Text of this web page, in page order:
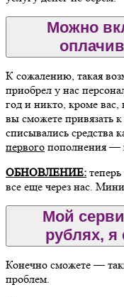
Можно
К сожалению, такая
приобрел у нас
год и никто, кроме вас,
вы сможете привязать
списывались
первого пополнения —
ОБНОВЛЕНИЕ:
все еще через нас.
Мой
рублях, я
Конечно сможете —
проблем.